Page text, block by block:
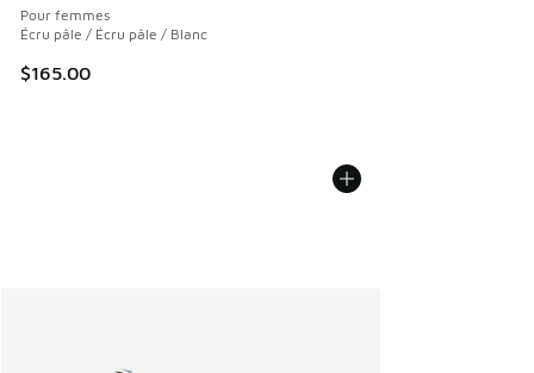
Pour femmes
Écru pâle / Écru pâle / Blanc
$165.00